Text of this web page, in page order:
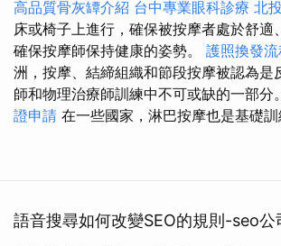
高品質骨灰罈介紹 台中專業眼科診療 北
床或椅子上進行，確保被按摩者處於舒適
確保按摩師保持健康的姿勢。 護照換發流
洲，按摩、結締組織和節段按摩被認為是
師和物理治療師訓練中不可或缺的一部分
證申請 在一些國家，淋巴按摩也是基礎訓
語音搜尋如何改變SEO的規則-seo公